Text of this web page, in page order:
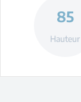
85
Hauteur